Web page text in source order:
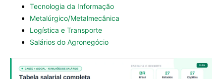
Tecnologia da Informação
Metalúrgico/Metalmecânica
Logística e Transporte
Salários do Agronegócio